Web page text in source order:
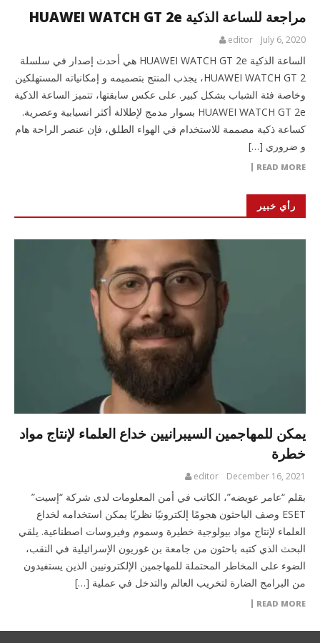
مراجعة للساعة الذكية HUAWEI WATCH GT 2e
July 6, 2020
editor
الساعة الذكية HUAWEI WATCH GT 2e هي أحدث إصدار في سلسلة
HUAWEI WATCH GT 2، يجذب المنتج بتصميمه و إمكانياته المستهلكين
وخاصة فئة الشباب بشكل كبير. على عكس سابقتها، تتميز الساعة الذكية
HUAWEI WATCH GT 2e بسوار مدمج لإطلالة أكثر انسيابية وعصرية.
كساعة ذكية مصممة للاستخدام في الهواء الطلق، فإن عنصر الراحة هام
و ضروري […]
READ MORE
رأي خبير
يمكن للمهاجمين السيبرانيين خداع العلماء لإنتاج مواد
خطرة
December 16, 2021
editor
بقلم “عامر عويضه”، الكاتب في أمن المعلومات لدى شركة “إسيت”
ESET وصف الباحثون هجومًا إلكترونيًا نظريًا يمكن استخدامه لخداع
العلماء لإنتاج مواد بيولوجية خطيرة وسموم وفيروسات اصطناعية. يلقي
البحث الذي كتبه باحثون من جامعة بن غوريون الإسرائيلية في النقب،
الضوء على المخاطر المحتملة للمهاجمين الإلكترونيين الذين يستفيدون
من البرامج الضارة لتخريب العالم والتدخل في عملية […]
READ MORE